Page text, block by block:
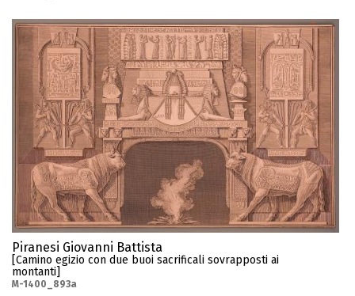
Piranesi Giovanni Battista
[Camino egizio con due buoi sacrificali sovrapposti ai
montanti]
M-1400_893a